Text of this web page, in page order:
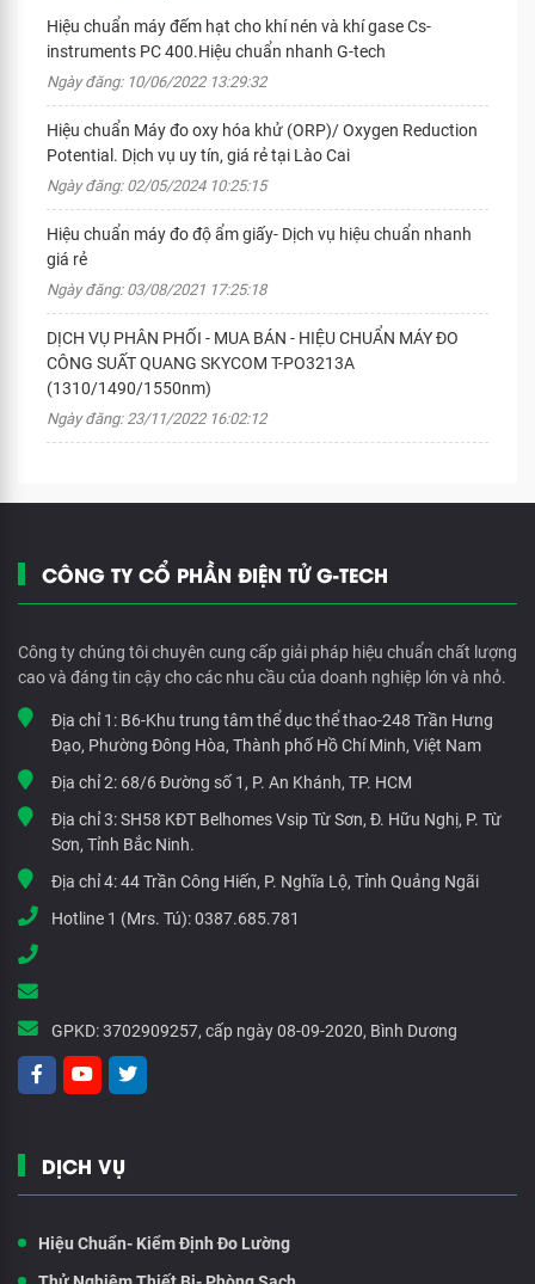
Hiệu chuẩn máy đếm hạt cho khí nén và khí gase Cs-
instruments PC 400.Hiệu chuẩn nhanh G-tech
Ngày đăng: 10/06/2022 13:29:32
Hiệu chuẩn Máy đo oxy hóa khử (ORP)/ Oxygen Reduction
Potential. Dịch vụ uy tín, giá rẻ tại Lào Cai
Ngày đăng: 02/05/2024 10:25:15
Hiệu chuẩn máy đo độ ẩm giấy- Dịch vụ hiệu chuẩn nhanh
giá rẻ
Ngày đăng: 03/08/2021 17:25:18
DỊCH VỤ PHÂN PHỐI - MUA BÁN - HIỆU CHUẨN MÁY ĐO
CÔNG SUẤT QUANG SKYCOM T-PO3213A
(1310/1490/1550nm)
Ngày đăng: 23/11/2022 16:02:12
CÔNG TY CỔ PHẦN ĐIỆN TỬ G-TECH
Công ty chúng tôi chuyên cung cấp giải pháp hiệu chuẩn chất lượng
cao và đáng tin cậy cho các nhu cầu của doanh nghiệp lớn và nhỏ.
Địa chỉ 1: B6-Khu trung tâm thể dục thể thao-248 Trần Hưng
Đạo, Phường Đông Hòa, Thành phố Hồ Chí Minh, Việt Nam
Địa chỉ 2: 68/6 Đường số 1, P. An Khánh, TP. HCM
Địa chỉ 3:SH58 KĐT Belhomes Vsip Từ Sơn, Đ. Hữu Nghị, P. Từ
Sơn, Tỉnh Bắc Ninh.
Địa chỉ 4:44 Trần Công Hiến, P. Nghĩa Lộ, Tỉnh Quảng Ngãi
Hotline 1 (Mrs. Tú):0387.685.781
GPKD:3702909257, cấp ngày 08-09-2020, Bình Dương
DỊCH VỤ
Hiệu Chuẩn- Kiểm Định Đo Lường